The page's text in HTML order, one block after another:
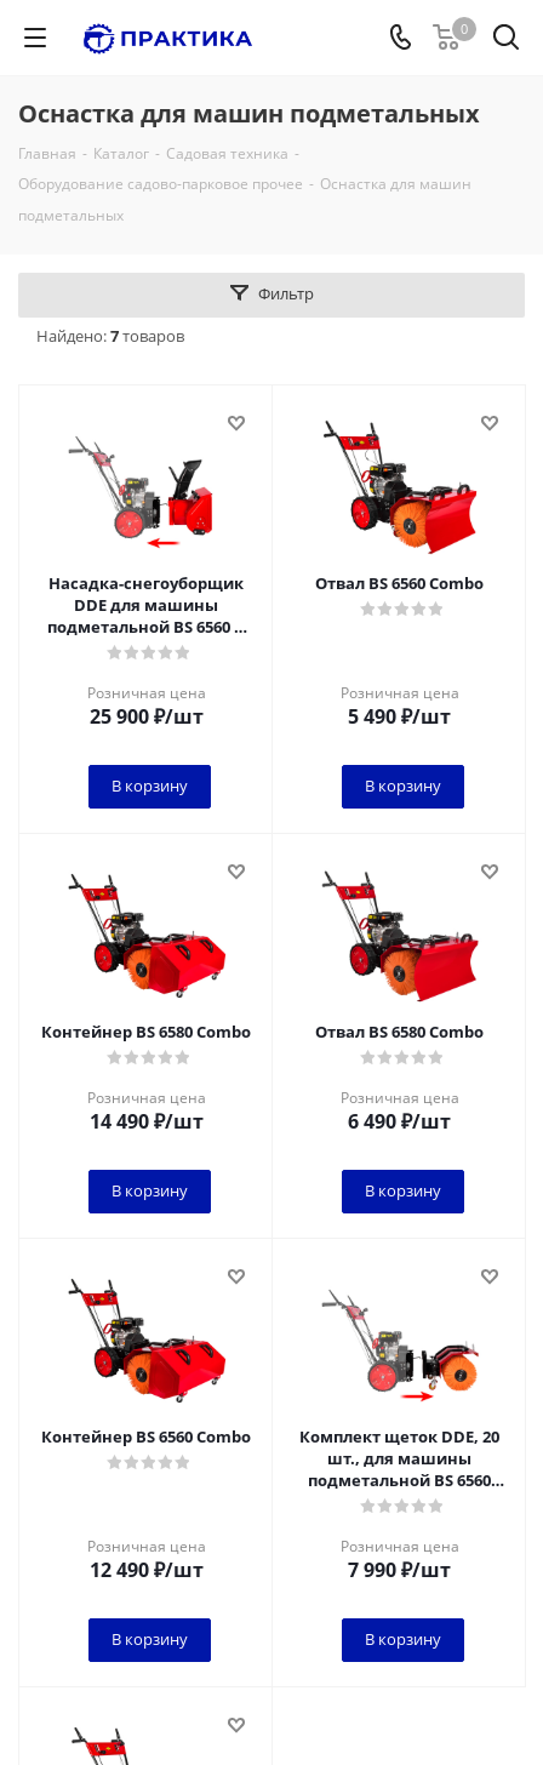
0
Оснастка для машин подметальных
Главная - Каталог - Садовая техника -
Оборудование садово-парковое прочее - Оснастка для машин
подметальных
Фильтр
Найдено:7товаров
Насадка-снегоуборщик
DDE для машины
подметальной BS 6560 и
6580 Combo
Розничная цена
25 900₽/шт
В корзину
Отвал BS 6560 Combo
Розничная цена
5 490₽/шт
В корзину
Контейнер BS 6580 Combo
Розничная цена
14 490₽/шт
В корзину
Отвал BS 6580 Combo
Розничная цена
6 490₽/шт
В корзину
Контейнер BS 6560 Combo
Розничная цена
12 490₽/шт
В корзину
Комплект щеток DDE, 20
шт., для машины
подметальной BS 6560
Combo
Розничная цена
7 990₽/шт
В корзину